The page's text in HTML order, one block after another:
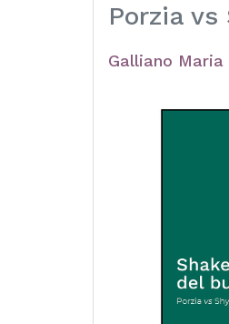
Porzia
Galliano Maria